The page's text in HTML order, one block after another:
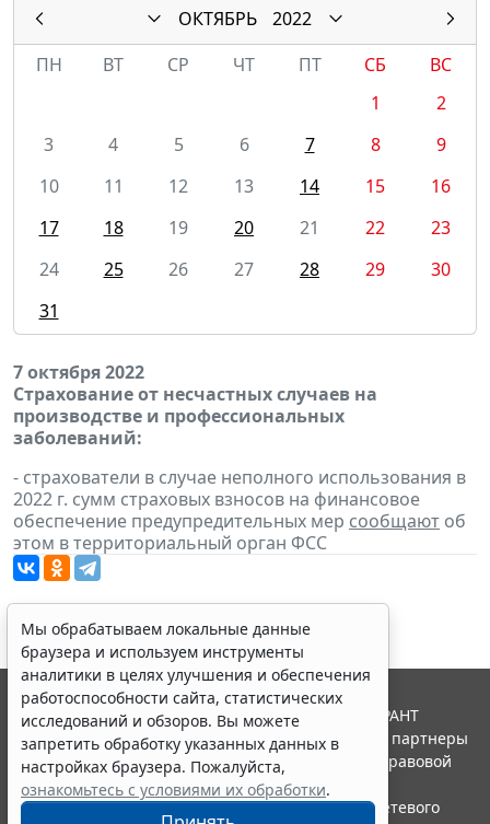
ОКТЯБРЬ
2022
ПН
ВТ СР ЧТ ПТ СБ
ВС
1
2
3
4 5 6 7 8
9
10
11 12 13 14 15
16
17
18 19 20 21 22
23
24
25 26 27 28 29
30
31
7 октября 2022
Страхование от несчастных случаев на
производстве и профессиональных
заболеваний:
- страхователи в случае неполного использования в
2022 г. сумм страховых взносов на финансовое
обеспечение предупредительных мер сообщают об
этом в территориальный орган ФСС
Мы обрабатываем локальные данные
браузера и используем инструменты
аналитики в целях улучшения и обеспечения
работоспособности сайта, статистических
исследований и обзоров. Вы можете
запретить обработку указанных данных в
настройках браузера. Пожалуйста,
ознакомьтесь с условиями их обработки.
© ООО "НПП "ГАРАНТ-СЕРВИС", 2026. Система ГАРАНТ
выпускается с 1990 года. Компания "Гарант" и ее партнеры
являются участниками Российской ассоциации правовой
информации ГАРАНТ.
Портал ГАРАНТ.РУ зарегистрирован в качестве сетевого